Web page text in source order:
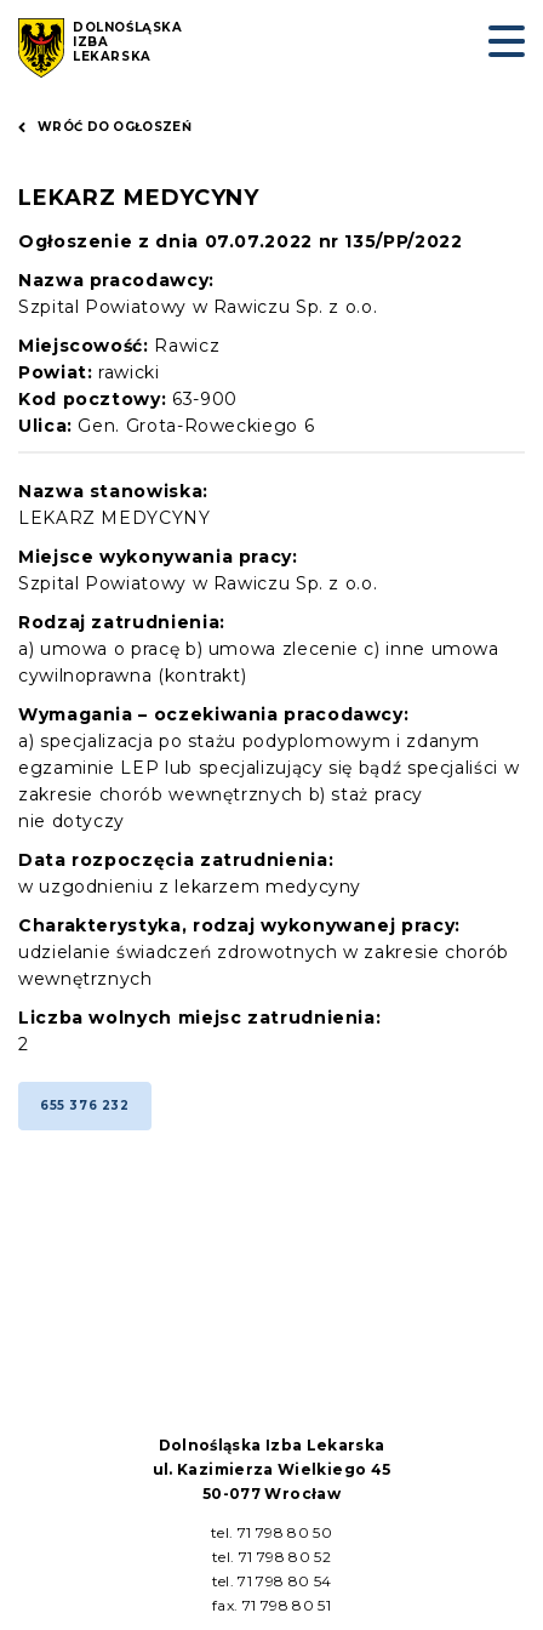
DOLNOŚLĄSKA
IZBA
LEKARSKA
WRÓĆ DO OGŁOSZEŃ
LEKARZ MEDYCYNY
Ogłoszenie z dnia 07.07.2022 nr 135/PP/2022
Nazwa pracodawcy:
Szpital Powiatowy w Rawiczu Sp. z o.o.
Miejscowość: Rawicz
Powiat: rawicki
Kod pocztowy: 63-900
Ulica: Gen. Grota-Roweckiego 6
Nazwa stanowiska:
LEKARZ MEDYCYNY
Miejsce wykonywania pracy:
Szpital Powiatowy w Rawiczu Sp. z o.o.
Rodzaj zatrudnienia:
a) umowa o pracę b) umowa zlecenie c) inne umowa
cywilnoprawna (kontrakt)
Wymagania – oczekiwania pracodawcy:
a) specjalizacja po stażu podyplomowym i zdanym
egzaminie LEP lub specjalizujący się bądź specjaliści w
zakresie chorób wewnętrznych b) staż pracy
nie dotyczy
Data rozpoczęcia zatrudnienia:
w uzgodnieniu z lekarzem medycyny
Charakterystyka, rodzaj wykonywanej pracy:
udzielanie świadczeń zdrowotnych w zakresie chorób
wewnętrznych
Liczba wolnych miejsc zatrudnienia:
2
655 376 232
Dolnośląska Izba Lekarska
ul. Kazimierza Wielkiego 45
50-077 Wrocław
tel. 71 798 80 50
tel. 71 798 80 52
tel. 71 798 80 54
fax. 71 798 80 51